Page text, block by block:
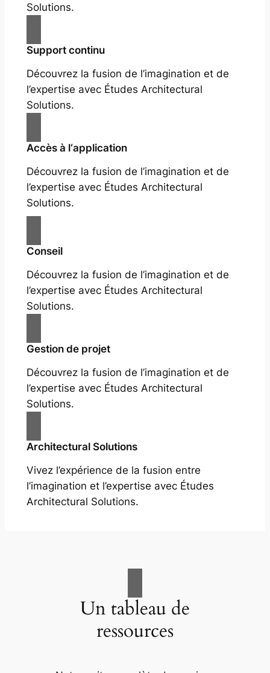
Solutions.
Support continu
Découvrez la fusion de l’imagination et de
l’expertise avec Études Architectural
Solutions.
Accès à l‘application
Découvrez la fusion de l’imagination et de
l’expertise avec Études Architectural
Solutions.
Conseil
Découvrez la fusion de l’imagination et de
l’expertise avec Études Architectural
Solutions.
Gestion de projet
Découvrez la fusion de l’imagination et de
l’expertise avec Études Architectural
Solutions.
Architectural Solutions
Vivez l’expérience de la fusion entre
l’imagination et l’expertise avec Études
Architectural Solutions.
Un tableau de
ressources